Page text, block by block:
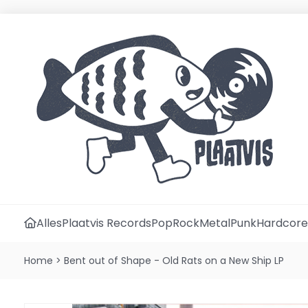
AllesPlaatvis RecordsPopRockMetalPunkHardcore
Home > Bent out of Shape - Old Rats on a New Ship LP